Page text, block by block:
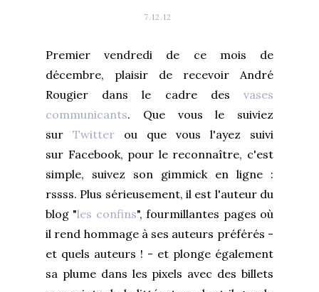
7.12.12
Premier vendredi de ce mois de
décembre, plaisir de recevoir André
Rougier dans le cadre des vases
communicants. Que vous le suiviez
sur Twitter ou que vous l'ayez suivi
sur Facebook, pour le reconnaître, c'est
simple, suivez son gimmick en ligne :
rssss. Plus sérieusement, il est l'auteur du
blog "les confins", fourmillantes pages où
il rend hommage à ses auteurs préférés -
et quels auteurs ! - et plonge également
sa plume dans les pixels avec des billets